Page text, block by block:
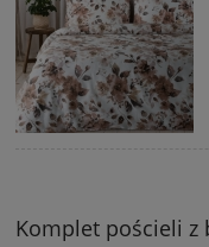
Komplet pościeli z